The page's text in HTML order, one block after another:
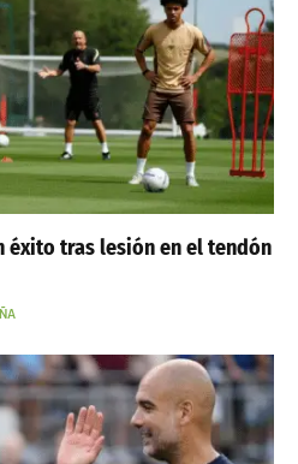
éxito tras lesión en el tendón